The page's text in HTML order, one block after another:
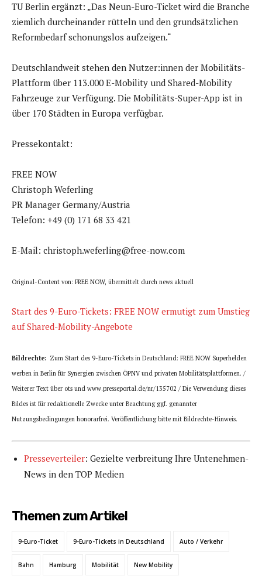
TU Berlin ergänzt: „Das Neun-Euro-Ticket wird die Branche
ziemlich durcheinander rütteln und den grundsätzlichen
Reformbedarf schonungslos aufzeigen.“
Deutschlandweit stehen den Nutzer:innen der Mobilitäts-
Plattform über 113.000 E-Mobility und Shared-Mobility
Fahrzeuge zur Verfügung. Die Mobilitäts-Super-App ist in
über 170 Städten in Europa verfügbar.
Pressekontakt:
FREE NOW
Christoph Weferling
PR Manager Germany/Austria
Telefon: +49 (0) 171 68 33 421
E-Mail: christoph.weferling@free-now.com
Original-Content von: FREE NOW, übermittelt durch news aktuell
Start des 9-Euro-Tickets: FREE NOW ermutigt zum Umstieg
auf Shared-Mobility-Angebote
Bildrechte: Zum Start des 9-Euro-Tickets in Deutschland: FREE NOW Superhelden
werben in Berlin für Synergien zwischen ÖPNV und privaten Mobilitätsplattformen. /
Weiterer Text über ots und www.presseportal.de/nr/135702 / Die Verwendung dieses
Bildes ist für redaktionelle Zwecke unter Beachtung ggf. genannter
Nutzungsbedingungen honorarfrei. Veröffentlichung bitte mit Bildrechte-Hinweis.
Presseverteiler: Gezielte verbreitung Ihre Untenehmen-
News in den TOP Medien
Themen zum Artikel
9-Euro-Ticket 9-Euro-Tickets in Deutschland Auto / Verkehr
Bahn Hamburg Mobilität New Mobility